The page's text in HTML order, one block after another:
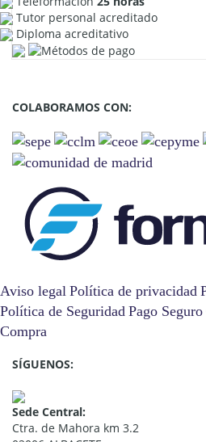
Tutor personal acreditado
Diploma acreditativo
COLABORAMOS CON:
Aviso legal Política de privacidad
Política de Seguridad Pago Seguro
Compra
SÍGUENOS:
Sede Central:
Ctra. de Mahora km 3.2